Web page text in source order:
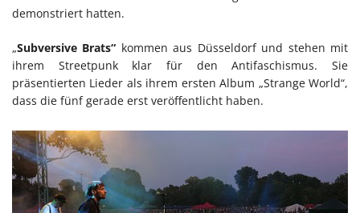
demonstriert hatten.
„Subversive Brats“ kommen aus Düsseldorf und stehen mit
ihrem Streetpunk klar für den Antifaschismus. Sie
präsentierten Lieder als ihrem ersten Album „Strange World“,
dass die fünf gerade erst veröffentlicht haben.